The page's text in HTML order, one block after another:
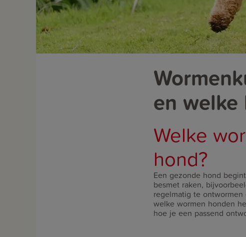
en welke
Welke
hond?
Een gezonde hond
besmet raken,
regelmatig te
welke wormen honden
hoe je een passend